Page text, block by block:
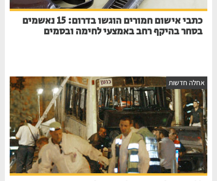
כתבי אישום חמורים הוגשו בדרום: 15 נאשמים
בסחר בהיקף רחב באמצעי לחימה ובסמים
אחלה חדשות